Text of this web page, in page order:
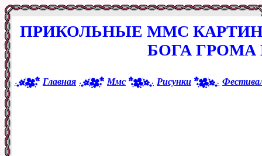
ПРИКОЛЬНЫЕ ММС
БОГА
Главная Ммс Рисунки